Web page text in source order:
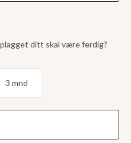
ditt skal være ferdig?
3 mnd